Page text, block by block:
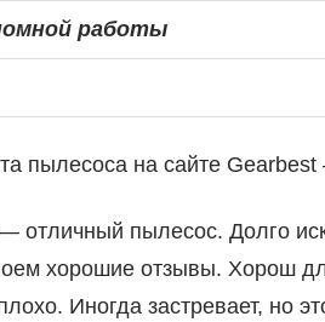
работы
пылесоса на сайте
отличный пылесос. Долго
хорошие отзывы. Хорош
Иногда застревает, но